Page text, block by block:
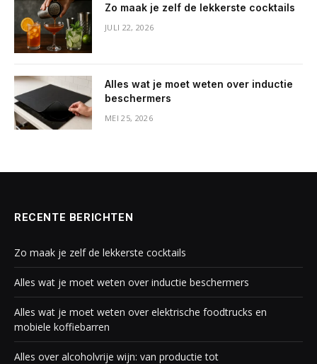
Zo maak je zelf de lekkerste cocktails
JULI 22, 2026
Alles wat je moet weten over inductie
beschermers
MEI 25, 2026
RECENTE BERICHTEN
Zo maak je zelf de lekkerste cocktails
Alles wat je moet weten over inductie beschermers
Alles wat je moet weten over elektrische foodtrucks en
mobiele koffiebarren
Alles over alcoholvrije wijn: van productie tot